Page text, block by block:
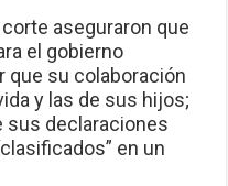
aseguraron que
el gobierno
que su colaboración
y las de sus hijos;
sus declaraciones
en un